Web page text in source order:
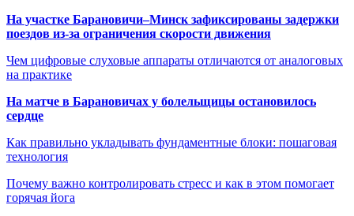
На участке Барановичи–Минск зафиксированы задержки
поездов из-за ограничения скорости движения
Чем цифровые слуховые аппараты отличаются от аналоговых
на практике
На матче в Барановичах у болельщицы остановилось
сердце
Как правильно укладывать фундаментные блоки: пошаговая
технология
Почему важно контролировать стресс и как в этом помогает
горячая йога